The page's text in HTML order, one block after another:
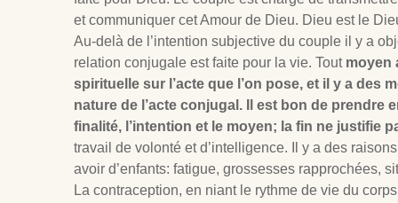
et communiquer cet Amour de Dieu. Dieu est le
Au-delà de l’intention subjective du couple il y a
relation conjugale est faite pour la vie. Tout moyen
spirituelle sur l’acte que l’on pose, et il y a des
nature de l’acte conjugal. Il est bon de prendre
finalité, l’intention et le moyen; la fin ne justifie
travail de volonté et d’intelligence. Il y a des
avoir d’enfants: fatigue, grossesses rapprochées,
La contraception, en niant le rythme de vie du